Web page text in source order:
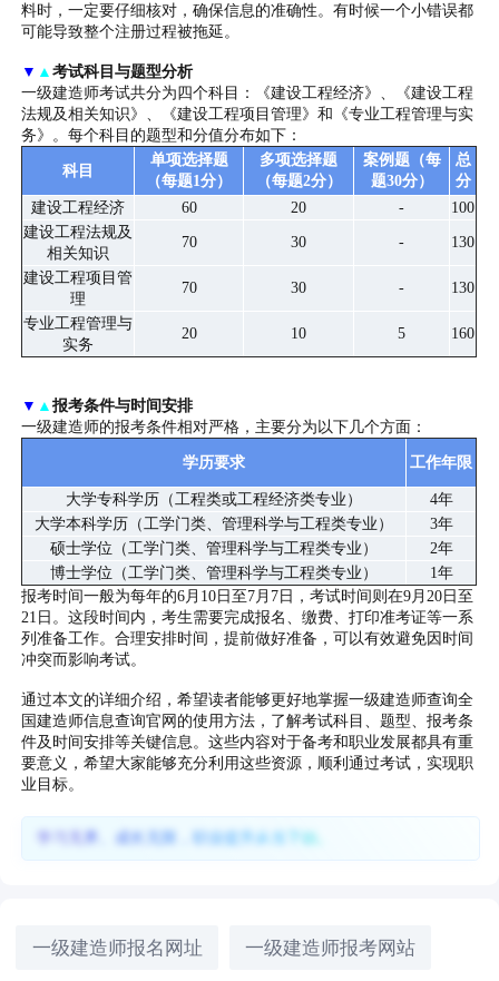
料时，一定要仔细核对，确保信息的准确性。有时候一个小错误都
可能导致整个注册过程被拖延。
▼ ▲考试科目与题型分析
一级建造师考试共分为四个科目：《建设工程经济》、《建设工程
法规及相关知识》、《建设工程项目管理》和《专业工程管理与实
务》。每个科目的题型和分值分布如下：
科目
单项选择题
（每题1分）
多项选择题
（每题2分）
案例题（每
题30分）
总
分
建设工程经济
60 20 -
100
建设工程法规及
相关知识
70 30 -
130
建设工程项目管
理
70 30 -
130
专业工程管理与
实务
20 10 5 160
▼ ▲报考条件与时间安排
一级建造师的报考条件相对严格，主要分为以下几个方面：
学历要求
工作年限
大学专科学历（工程类或工程经济类专业）
4年
大学本科学历（工学门类、管理科学与工程类专业）
3年
硕士学位（工学门类、管理科学与工程类专业）
2年
博士学位（工学门类、管理科学与工程类专业）
1年
报考时间一般为每年的6月10日至7月7日，考试时间则在9月20日至
21日。这段时间内，考生需要完成报名、缴费、打印准考证等一系
列准备工作。合理安排时间，提前做好准备，可以有效避免因时间
冲突而影响考试。
通过本文的详细介绍，希望读者能够更好地掌握一级建造师查询全
国建造师信息查询官网的使用方法，了解考试科目、题型、报考条
件及时间安排等关键信息。这些内容对于备考和职业发展都具有重
要意义，希望大家能够充分利用这些资源，顺利通过考试，实现职
业目标。
学习无界、成长无限，职业提升从当下始。
一级建造师报名网址 一级建造师报考网站